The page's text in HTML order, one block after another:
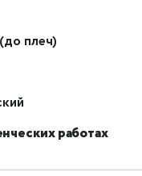
плеч)
работах